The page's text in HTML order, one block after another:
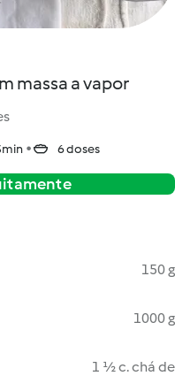
massa a vapor
6 doses
150 g
1000 g
1 ½ c. chá de